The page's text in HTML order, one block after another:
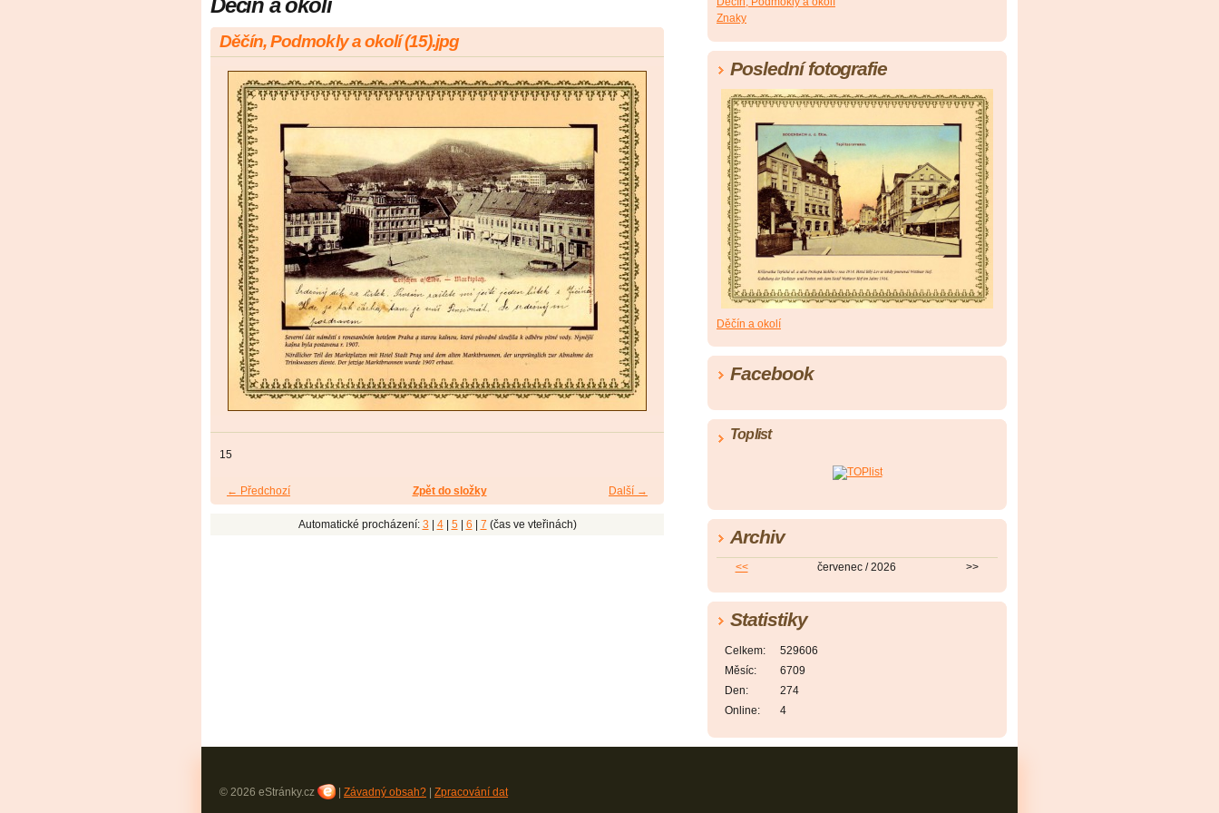
Děčín a okolí
Děčín, Podmokly a okolí (15).jpg
15
← Předchozí Další →
Zpět do složky
Automatické procházení: 3 4| 5| 6 7 (čas ve vteřinách)
Znaky
Poslední fotografie
Děčín a okolí
Facebook
Toplist
Archiv
<< červenec / 2026 >>
Statistiky
Online: 4
Celkem:
529606
Měsíc:
6709
Den:
274
© 2026 eStránky.cz Závadný obsah? Zpracování dat